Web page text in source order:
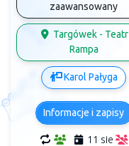
zaawansowany
Targówek - Teatr
Rampa
Karol Pałyga
Informacje i zapisy
11 sie